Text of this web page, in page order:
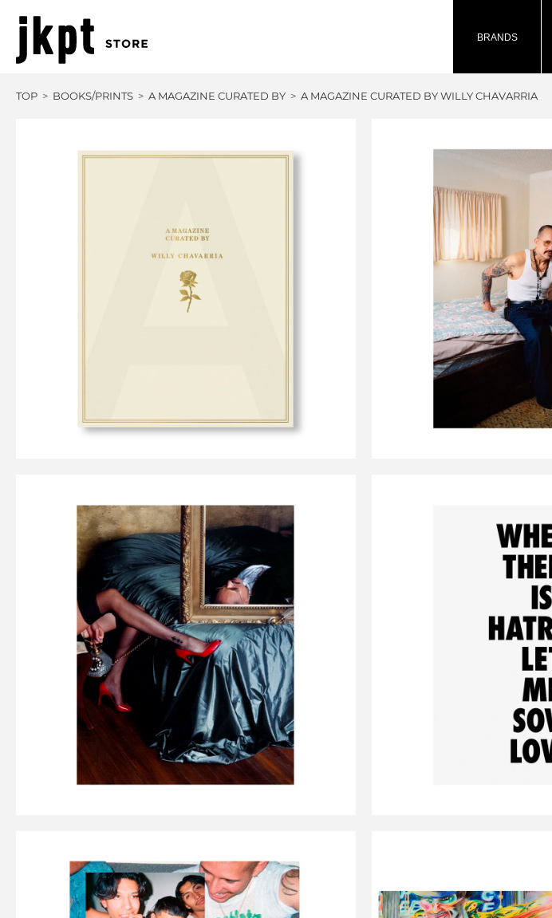
BRANDS
TOP BOOKS/PRINTS A MAGAZINE CURATED BY A MAGAZINE CURATED BY WILLY CHAVARRIA